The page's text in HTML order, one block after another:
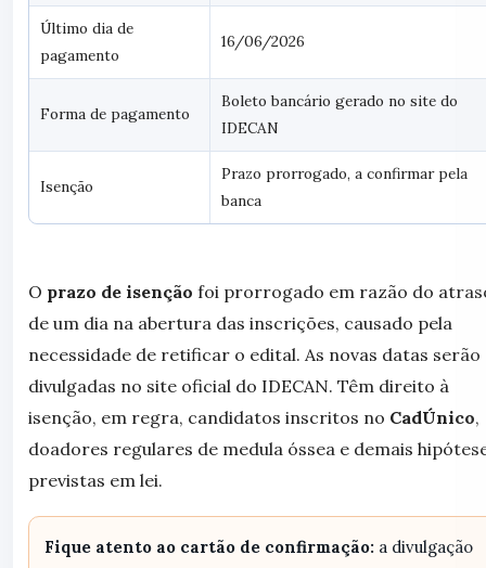
Último dia de
pagamento
16/06/2026
Forma de pagamento
Boleto bancário gerado no site do
IDECAN
Isenção
Prazo prorrogado, a confirmar pela
banca
O prazo de isenção foi prorrogado em razão do
de um dia na abertura das inscrições, causado pela
necessidade de retificar o edital. As novas datas serão
divulgadas no site oficial do IDECAN. Têm direito à
isenção, em regra, candidatos inscritos no CadÚnico,
doadores regulares de medula óssea e demais
previstas em lei.
Fique atento ao cartão de confirmação: a divulgação